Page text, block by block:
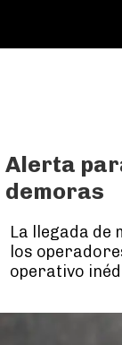
Alerta
demoras
La llegada
los
operativo